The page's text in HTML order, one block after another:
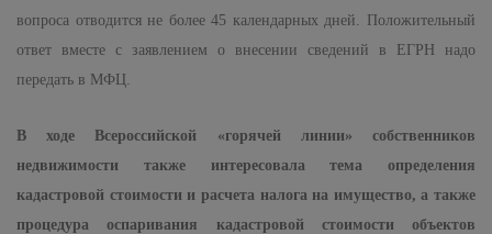
вопроса отводится не более 45 календарных дней. П оложительный
ответ вместе с заявлением о внесении сведений в ЕГРН надо
передать в МФЦ.
В ходе Всероссийской «горячей линии» собственников
недвижимости также интересовала тема определения
кадастровой стоимости и расчета налога на имущество, а также
процедура оспаривания кадастровой стоимости объектов